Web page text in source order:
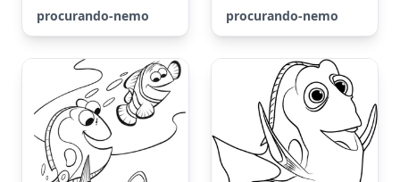
procurando-nemo
procurando-nemo